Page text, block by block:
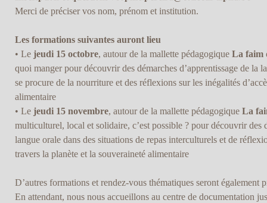
Merci de préciser vos nom, prénom et institution.
Les formations suivantes auront lieu
• Le jeudi 15 octobre, autour de la mallette pédagogique La faim
quoi manger pour découvrir des démarches d’apprentissage de la
se procure de la nourriture et des réflexions sur les inégalités
alimentaire
• Le jeudi 15 novembre, autour de la mallette pédagogique La
multiculturel, local et solidaire, c’est possible ? pour découvrir des
langue orale dans des situations de repas interculturels et de
travers la planète et la souveraineté alimentaire
D’autres formations et rendez-vous thématiques seront également
En attendant, nous nous accueillons au centre de documentation